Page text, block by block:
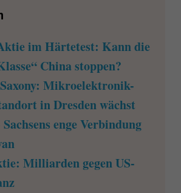
im Härtetest: Kann die
China stoppen?
Mikroelektronik-
in Dresden wächst
enge Verbindung
Milliarden gegen US-